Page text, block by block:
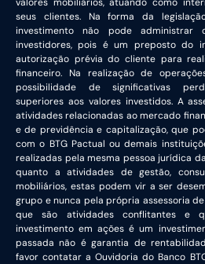
valores mobiliários, atuando como
seus clientes. Na forma da
investimento não pode
investidores, pois é um preposto do
autorização prévia do cliente para
financeiro. Na realização de
possibilidade de significativas
superiores aos valores investidos. A
atividades relacionadas ao mercado
e de previdência e capitalização, que
com o BTG Pactual ou demais
realizadas pela mesma pessoa jurídica
quanto a atividades de gestão,
mobiliários, estas podem vir a ser
grupo e nunca pela própria assessoria
que são atividades conflitantes e
investimento em ações é um
passada não é garantia de
favor contatar a Ouvidoria do Banco